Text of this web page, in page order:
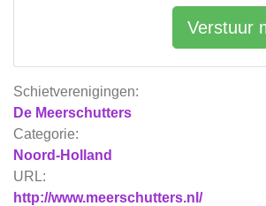
Schietverenigingen:
De Meerschutters
Categorie:
Noord-Holland
URL:
http://www.meerschutters.nl/
Verstuur